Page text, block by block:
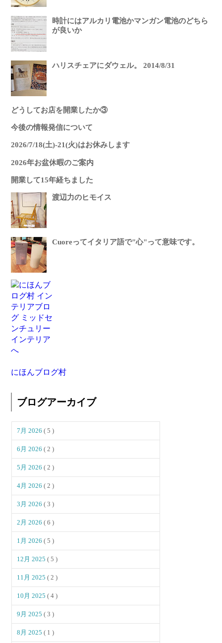
時計にはアルカリ電池かマンガン電池のどちら
が良いか
ハリスチェアにダウェル。 2014/8/31
どうしてお店を開業したか③
今後の情報発信について
2026/7/18(土)-21(火)はお休みします
2026年お盆休暇のご案内
開業して15年経ちました
渡辺力のヒモイス
Cuoreってイタリア語で"心"って意味です。
にほんブログ村
ブログアーカイブ
7月 2026( 5 )
6月 2026( 2 )
5月 2026( 2 )
4月 2026( 2 )
3月 2026( 3 )
2月 2026( 6 )
1月 2026( 5 )
12月 2025( 5 )
11月 2025( 2 )
10月 2025( 4 )
9月 2025( 3 )
8月 2025( 1 )